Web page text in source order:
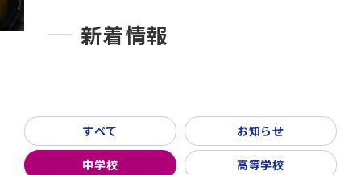
高校入試
お問い合わせ・資料請求
ご利用ガイド
新着情報
すべて お知らせ
中学校 高等学校